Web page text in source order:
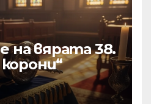
на вярата 38.